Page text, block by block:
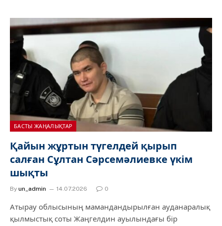
БАСТЫ ЖАҢАЛЫҚТАР
Қайын жұртын түгелдей қырып
салған Сұлтан Сәрсемәлиевке үкім
шықты
By un_admin 14.07.2026 0
Атырау облысының мамандандырылған ауданаралық
қылмыстық соты Жаңгелдин ауылындағы бір